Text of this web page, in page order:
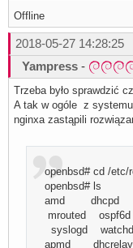
Offline
2018-05-27 14:28:25
Yampress -
Trzeba było sprawdzić
A tak w ogóle z
nginxa zastąpili
openbsd# cd /etc/
openbsd# ls
amd dhcpd
mrouted
syslogd
apmd